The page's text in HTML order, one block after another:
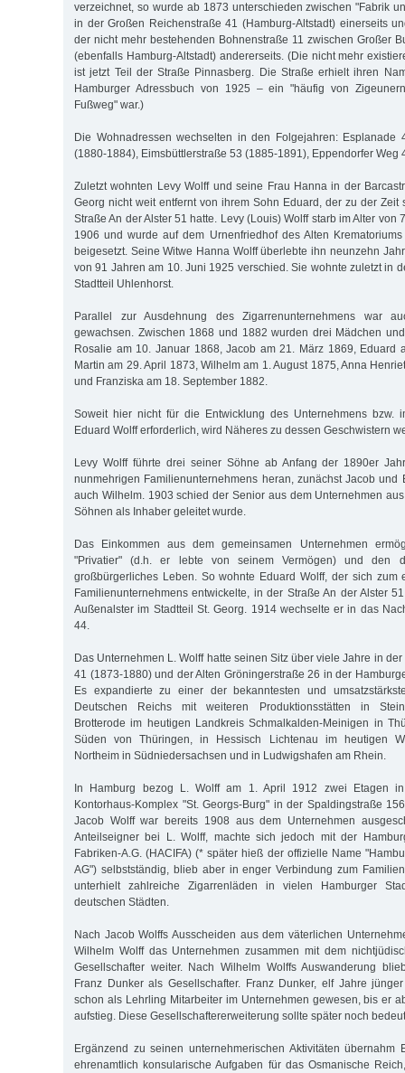
verzeichnet, so wurde ab 1873 unterschieden zwischen "Fabrik
in der Großen Reichenstraße 41 (Hamburg-Altstadt) einerseits
der nicht mehr bestehenden Bohnenstraße 11 zwischen Großer
(ebenfalls Hamburg-Altstadt) andererseits. (Die nicht mehr
ist jetzt Teil der Straße Pinnasberg. Die Straße erhielt ihren
Hamburger Adressbuch von 1925 – ein "häufig von
Fußweg" war.)
Die Wohnadressen wechselten in den Folgejahren: Esplanade
(1880-1884), Eimsbüttlerstraße 53 (1885-1891), Eppendorfer Weg
Zuletzt wohnten Levy Wolff und seine Frau Hanna in der
Georg nicht weit entfernt von ihrem Sohn Eduard, der zu der Zeit
Straße An der Alster 51 hatte. Levy (Louis) Wolff starb im Alter von
1906 und wurde auf dem Urnenfriedhof des Alten
beigesetzt. Seine Witwe Hanna Wolff überlebte ihn neunzehn
von 91 Jahren am 10. Juni 1925 verschied. Sie wohnte zuletzt in
Stadtteil Uhlenhorst.
Parallel zur Ausdehnung des Zigarrenunternehmens war
gewachsen. Zwischen 1868 und 1882 wurden drei Mädchen
Rosalie am 10. Januar 1868, Jacob am 21. März 1869, Eduard
Martin am 29. April 1873, Wilhelm am 1. August 1875, Anna
und Franziska am 18. September 1882.
Soweit hier nicht für die Entwicklung des Unternehmens bzw.
Eduard Wolff erforderlich, wird Näheres zu dessen Geschwistern
Levy Wolff führte drei seiner Söhne ab Anfang der 1890er
nunmehrigen Familienunternehmens heran, zunächst Jacob und
auch Wilhelm. 1903 schied der Senior aus dem Unternehmen
Söhnen als Inhaber geleitet wurde.
Das Einkommen aus dem gemeinsamen Unternehmen
"Privatier" (d.h. er lebte von seinem Vermögen) und den
großbürgerliches Leben. So wohnte Eduard Wolff, der sich zum
Familienunternehmens entwickelte, in der Straße An der Alster
Außenalster im Stadtteil St. Georg. 1914 wechselte er in das
44.
Das Unternehmen L. Wolff hatte seinen Sitz über viele Jahre in
41 (1873-1880) und der Alten Gröningerstraße 26 in der
Es expandierte zu einer der bekanntesten und
Deutschen Reichs mit weiteren Produktionsstätten in
Brotterode im heutigen Landkreis Schmalkalden-Meinigen in
Süden von Thüringen, in Hessisch Lichtenau im heutigen
Northeim in Südniedersachsen und in Ludwigshafen am Rhein.
In Hamburg bezog L. Wolff am 1. April 1912 zwei Etagen
Kontorhaus-Komplex "St. Georgs-Burg" in der Spaldingstraße
Jacob Wolff war bereits 1908 aus dem Unternehmen
Anteilseigner bei L. Wolff, machte sich jedoch mit der
Fabriken-A.G. (HACIFA) (* später hieß der offizielle Name
AG") selbstständig, blieb aber in enger Verbindung zum
unterhielt zahlreiche Zigarrenläden in vielen Hamburger
deutschen Städten.
Nach Jacob Wolffs Ausscheiden aus dem väterlichen
Wilhelm Wolff das Unternehmen zusammen mit dem
Gesellschafter weiter. Nach Wilhelm Wolffs Auswanderung
Franz Dunker als Gesellschafter. Franz Dunker, elf Jahre
schon als Lehrling Mitarbeiter im Unternehmen gewesen, bis er
aufstieg. Diese Gesellschaftererweiterung sollte später noch
Ergänzend zu seinen unternehmerischen Aktivitäten übernahm
ehrenamtlich konsularische Aufgaben für das Osmanische